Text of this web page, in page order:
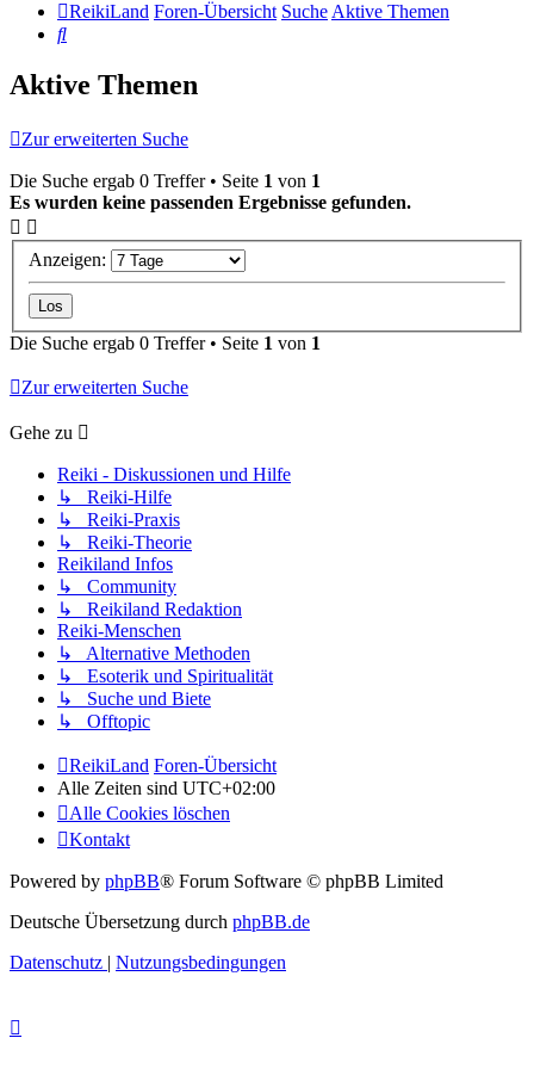
ReikiLand Foren-Übersicht SucheAktive Themen
Suche
Aktive Themen
Zur erweiterten Suche
Die Suche ergab 0 Treffer • Seite 1 von 1
Es wurden keine passenden Ergebnisse gefunden.
Anzeigen:
Die Suche ergab 0 Treffer • Seite 1 von 1
Zur erweiterten Suche
Gehe zu
Reiki - Diskussionen und Hilfe
↳ Reiki-Hilfe
↳ Reiki-Praxis
↳ Reiki-Theorie
Reikiland Infos
↳ Community
↳ Reikiland Redaktion
Reiki-Menschen
↳ Alternative Methoden
↳ Esoterik und Spiritualität
↳ Suche und Biete
↳ Offtopic
ReikiLand Foren-Übersicht
Alle Zeiten sind UTC+02:00
Alle Cookies löschen
Kontakt
Powered by phpBB® Forum Software © phpBB Limited
Deutsche Übersetzung durch phpBB.de
Datenschutz | Nutzungsbedingungen